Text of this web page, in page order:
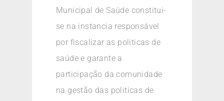
Municipal de Saúde constitui-
se na instancia responsável
por fiscalizar as politicas de
saúde e garante a
participação da comunidade
na gestão das politicas de